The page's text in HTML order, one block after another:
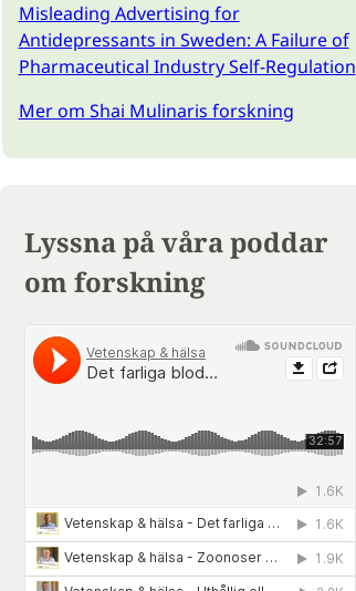
Misleading Advertising for
Antidepressants in Sweden: A Failure of
Pharmaceutical Industry Self-Regulation
Mer om Shai Mulinaris forskning
Lyssna på våra poddar
om forskning